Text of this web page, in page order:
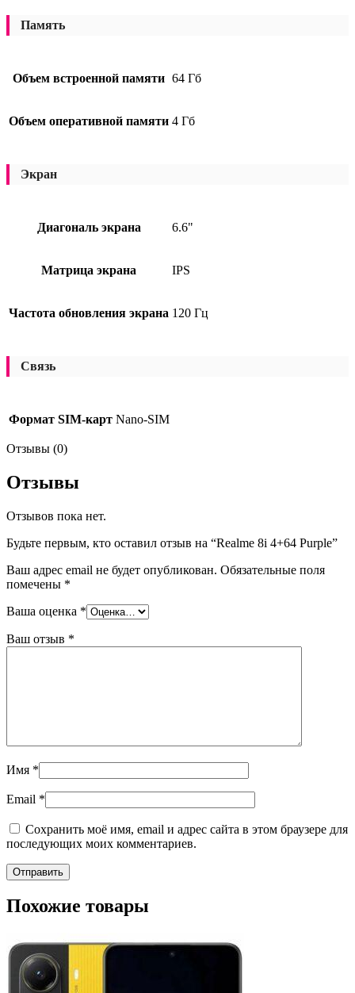
Память
Объем встроенной памяти 64 Гб
Объем оперативной памяти 4 Гб
Экран
Диагональ экрана 6.6"
Матрица экрана IPS
Частота обновления экрана 120 Гц
Связь
Формат SIM-карт Nano-SIM
Отзывы (0)
Отзывы
Отзывов пока нет.
Будьте первым, кто оставил отзыв на “Realme 8i 4+64 Purple”
Ваш адрес email не будет опубликован. Обязательные поля
помечены *
Ваша оценка *
Ваш отзыв *
Имя *
Email *
Сохранить моё имя, email и адрес сайта в этом браузере для
последующих моих комментариев.
Похожие товары